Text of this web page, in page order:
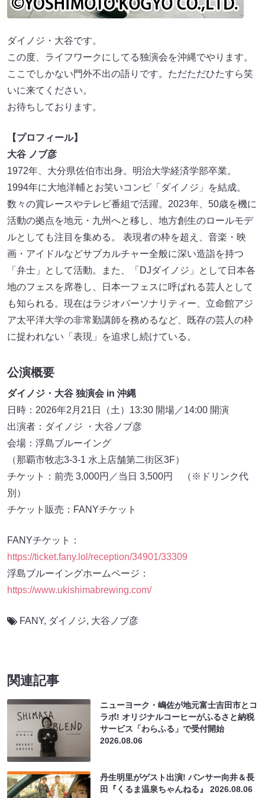
ダイノジ・大谷です。
この度、ライフワークにしてる独演会を沖縄でやります。
ここでしかない門外不出の語りです。ただただひたすら笑
いに来てください。
お待ちしております。
【プロフィール】
大谷 ノブ彦
1972年、大分県佐伯市出身。明治大学経済学部卒業。
1994年に大地洋輔とお笑いコンビ「ダイノジ」を結成。
数々の賞レースやテレビ番組で活躍。2023年、50歳を機に
活動の拠点を地元・九州へと移し、地方創生のロールモデ
ルとしても注目を集める。 表現者の枠を超え、音楽・映
画・アイドルなどサブカルチャー全般に深い造詣を持つ
「弁士」として活動。また、「DJダイノジ」として日本各
地のフェスを席巻し、日本一フェスに呼ばれる芸人として
も知られる。現在はラジオパーソナリティー、立命館アジ
ア太平洋大学の非常勤講師を務めるなど、既存の芸人の枠
に捉われない「表現」を追求し続けている。
公演概要
ダイノジ・大谷 独演会 in 沖縄
日時：2026年2月21日（土）13:30 開場／14:00 開演
出演者：ダイノジ ・大谷ノブ彦
会場：浮島ブルーイング
（那覇市牧志3-3-1 水上店舗第二街区3F）
チケット：前売 3,000円／当日 3,500円 （※ドリンク代
別）
チケット販売：FANYチケット
FANYチケット：
https://ticket.fany.lol/reception/34901/33309
浮島ブルーイングホームページ：
https://www.ukishimabrewing.com/
FANY, ダイノジ, 大谷ノブ彦
関連記事
ニューヨーク・嶋佐が地元富士吉田市とコ
ラボ! オリジナルコーヒーがふるさと納税
サービス「わらふる」で受付開始
2026.08.06
丹生明里がゲスト出演! パンサー向井＆長
田『くるま温泉ちゃんねる』2026.08.06